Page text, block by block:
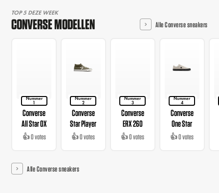
TOP 5 DEZE WEEK
CONVERSE MODELLEN Alle Converse sneakers
Nummer
1
Converse
All Star OX
👍 0 votes
Nummer
2
Converse
Star Player
👍 0 votes
Nummer
3
Converse
ERX 260
👍 0 votes
Nummer
4
Converse
One Star
👍 0 votes
Alle Converse sneakers